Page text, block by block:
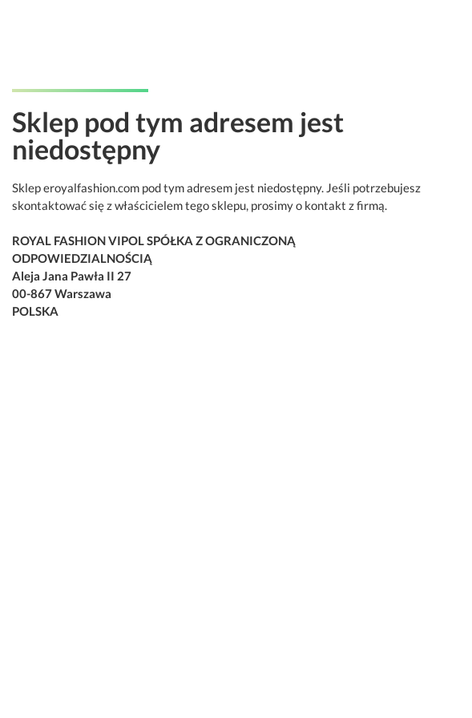
Sklep pod tym adresem jest
niedostępny
Sklep eroyalfashion.com pod tym adresem jest niedostępny. Jeśli potrzebujesz
skontaktować się z właścicielem tego sklepu, prosimy o kontakt z firmą.
ROYAL FASHION VIPOL SPÓŁKA Z OGRANICZONĄ
ODPOWIEDZIALNOŚCIĄ
Aleja Jana Pawła II 27
00-867 Warszawa
POLSKA